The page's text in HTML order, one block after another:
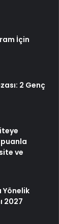
İçin
2 Genç
ve
Yönelik
2027